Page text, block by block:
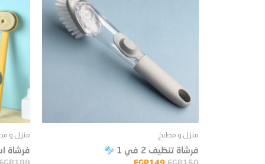
منزل و مطبخ
فرشاة تنظيف 2 في 1
منزل و
فرشاة